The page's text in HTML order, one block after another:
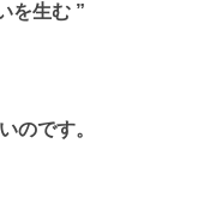
を生む ”
のです。